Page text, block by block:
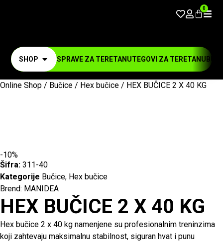
0
SHOP SPRAVE ZA TERETANUTEGOVI ZA TERETANU
Online Shop / Bučice / Hex bučice / HEX BUČICE 2 X 40 KG
-10%
Šifra: 311-40
Kategorije Bučice, Hex bučice
Brend: MANIDEA
HEX BUČICE 2 X 40 KG
Hex bučice 2 x 40 kg namenjene su profesionalnim treninzima
koji zahtevaju maksimalnu stabilnost, siguran hvat i punu